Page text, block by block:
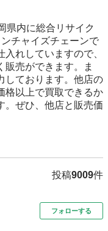
県内に総合リサイク
チャイズチェーンで
れしていますので、
販売ができます。ま
しております。他店の
格以上で買取できるか
。ぜひ、他店と販売価
投稿9009件
フォローする